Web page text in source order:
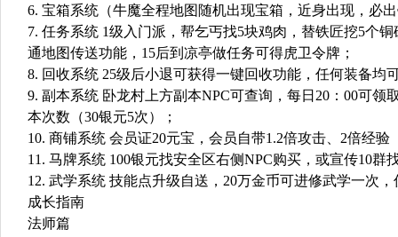
6. 宝箱系统（牛魔全程地图随机出现宝箱，近身出现，必
7. 任务系统 1级入门派，帮乞丐找5块鸡肉，替铁匠挖5个
通地图传送功能，15后到凉亭做任务可得虎卫令牌；
8. 回收系统 25级后小退可获得一键回收功能，任何装备均
9. 副本系统 卧龙村上方副本NPC可查询，每日20：00可
本次数（30银元5次）；
10. 商铺系统 会员证20元宝，会员自带1.2倍攻击、2倍经
11. 马牌系统 100银元找安全区右侧NPC购买，或宣传10群
12. 武学系统 技能点升级自送，20万金币可进修武学一次
成长指南
法师篇